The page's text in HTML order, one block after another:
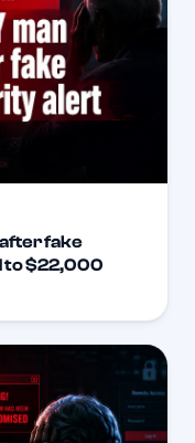
fake
to $22,000